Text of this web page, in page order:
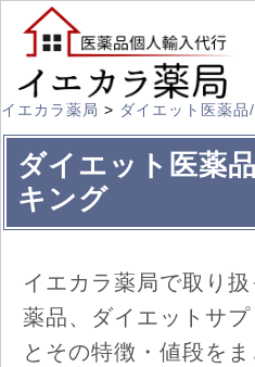
イエカラ薬局 > ダイエット医薬
ダイエット医薬
キング
イエカラ薬局で取り
薬品、ダイエットサ
とその特徴・値段を